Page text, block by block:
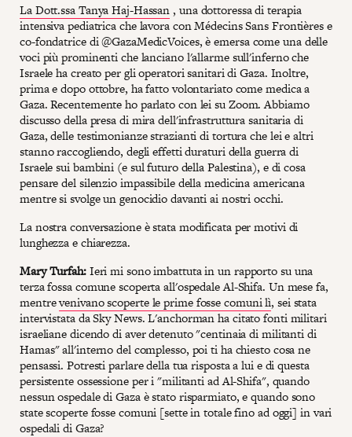
La Dott.ssa Tanya Haj-Hassan, una dottoressa di terapia
intensiva pediatrica che lavora con Médecins Sans Frontières e
co-fondatrice di @GazaMedicVoices, è emersa come una delle
voci più prominenti che lanciano l'allarme sull'inferno che
Israele ha creato per gli operatori sanitari di Gaza. Inoltre,
prima e dopo ottobre, ha fatto volontariato come medica a
Gaza. Recentemente ho parlato con lei su Zoom. Abbiamo
discusso della presa di mira dell'infrastruttura sanitaria di
Gaza, delle testimonianze strazianti di tortura che lei e altri
stanno raccogliendo, degli effetti duraturi della guerra di
Israele sui bambini (e sul futuro della Palestina), e di cosa
pensare del silenzio impassibile della medicina americana
mentre si svolge un genocidio davanti ai nostri occhi.
La nostra conversazione è stata modificata per motivi di
lunghezza e chiarezza.
Mary Turfah:Ieri mi sono imbattuta in un rapporto su una
terza fossa comune scoperta all'ospedale Al-Shifa. Un mese fa,
mentrevenivano scoperte le prime fosse comuni lì, sei stata
intervistata da Sky News. L'anchorman ha citato fonti militari
israeliane dicendo di aver detenuto "centinaia di militanti di
Hamas" all'interno del complesso, poi ti ha chiesto cosa ne
pensassi. Potresti parlare della tua risposta a lui e di questa
persistente ossessione per i "militanti ad Al-Shifa", quando
nessun ospedale di Gaza è stato risparmiato, e quando sono
state scoperte fosse comuni [sette in totale fino ad oggi] in vari
ospedali di Gaza?